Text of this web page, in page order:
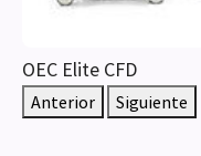
OEC Elite CFD
Anterior Siguiente